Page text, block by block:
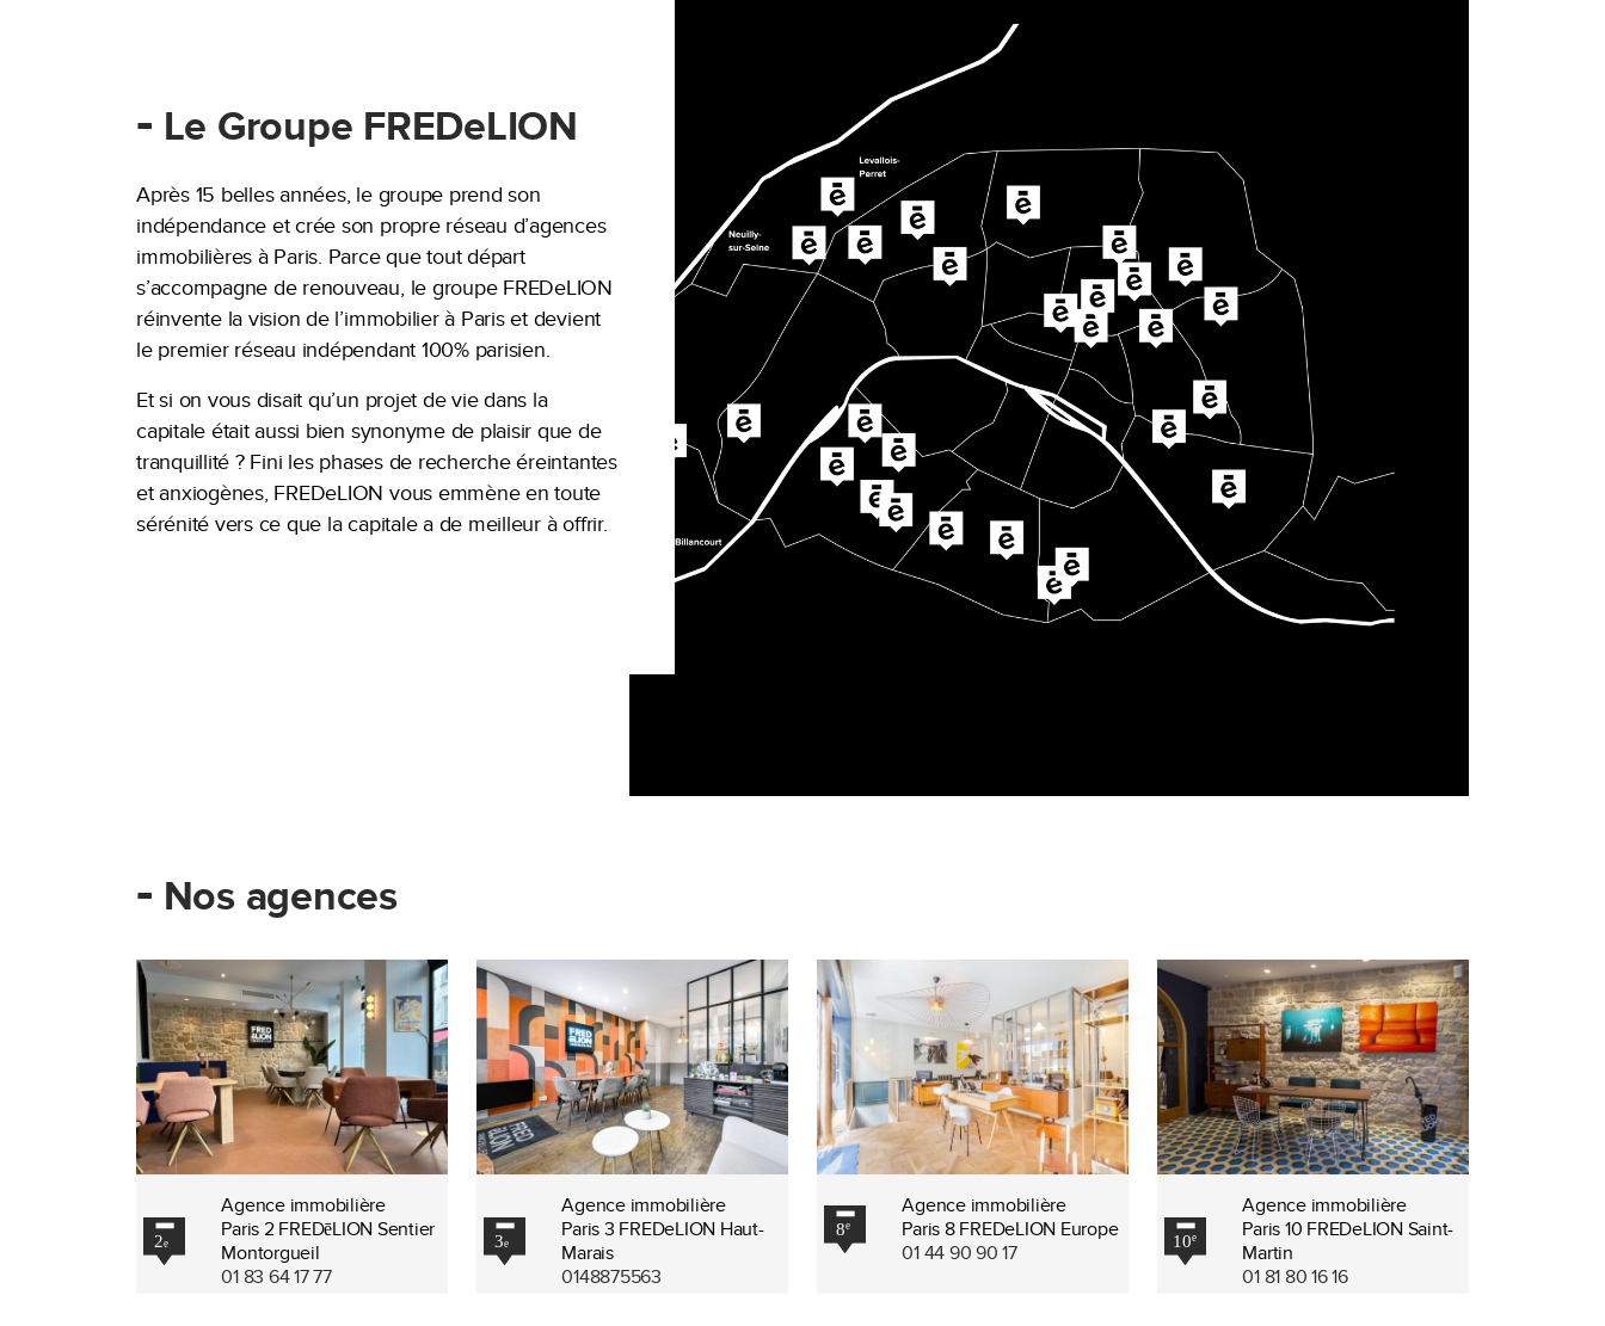
- Le Groupe FREDeLION
Après 15 belles années, le groupe prend son
indépendance et crée son propre réseau d’agences
immobilières à Paris. Parce que tout départ
s’accompagne de renouveau, le groupe FREDeLION
réinvente la vision de l’immobilier à Paris et devient
le premier réseau indépendant 100% parisien.
Et si on vous disait qu’un projet de vie dans la
capitale était aussi bien synonyme de plaisir que de
tranquillité ? Fini les phases de recherche éreintantes
et anxiogènes, FREDeLION vous emmène en toute
sérénité vers ce que la capitale a de meilleur à offrir.
- Nos agences
Agence immobilière
Paris 2 FREDēLION Sentier
Montorgueil
01 83 64 17 77
Agence immobilière
Paris 3 FREDeLION Haut-
Marais
0148875563
Agence immobilière
Paris 8 FREDeLION Europe
01 44 90 90 17
Agence immobilière
Paris 10 FREDeLION Saint-
Martin
01 81 80 16 16